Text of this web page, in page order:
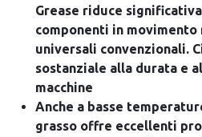
Grease riduce
componenti in
universali convenzionali.
sostanziale alla durata e
macchine
Anche a basse
grasso offre eccellenti